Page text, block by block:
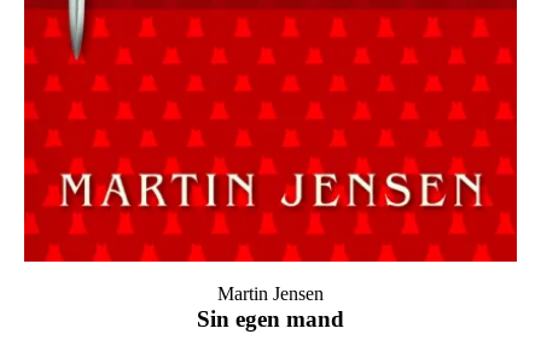
Sin egen mand
Martin Jensen